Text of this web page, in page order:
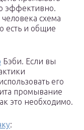
эффективно.
схема
есть и общие
Бэби. Если вы
его
промывание
это необходимо.
: